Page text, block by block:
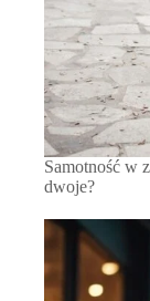
Samotność w
dwoje?